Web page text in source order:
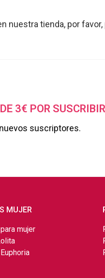
nuestra tienda, por
3€ POR
suscriptores.
MUJER
mujer